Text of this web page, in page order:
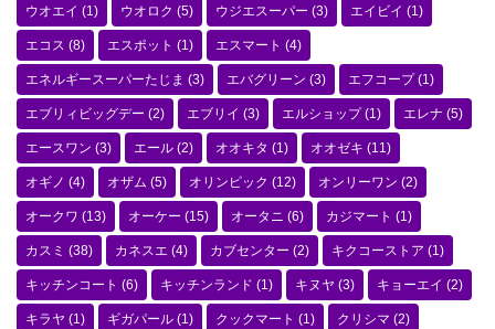
ウオエイ (1) ウオロク (5) ウジエスーパー (3) エイビイ (1)
エコス (8) エスポット (1) エスマート (4)
エネルギースーパーたじま (3) エバグリーン (3) エフコープ(1)
エブリィビッグデー (2) エブリイ (3) エルショップ(1) エレナ (5)
エースワン (3) エール (2) オオキタ (1) オオゼキ (11)
オギノ (4) オザム (5) オリンピック (12) オンリーワン (2)
オークワ (13) オーケー (15) オータニ (6) カジマート (1)
カスミ (38) カネスエ (4) カブセンター (2) キクコーストア (1)
キッチンコート (6) キッチンランド (1) キヌヤ (3) キョーエイ (2)
キラヤ (1) ギガパール (1) クックマート (1) クリシマ (2)